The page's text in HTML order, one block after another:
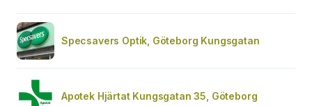
Specsavers Optik, Göteborg Kungsgatan
Apotek Hjärtat Kungsgatan 35, Göteborg